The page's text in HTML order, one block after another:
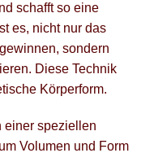
schafft so eine
es, nicht nur das
sondern
Diese Technik
Körperform.
einer speziellen
Volumen und Form